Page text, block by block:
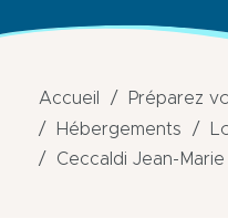
Accueil
Préparez
Hébergements
Ceccaldi Jean-Marie